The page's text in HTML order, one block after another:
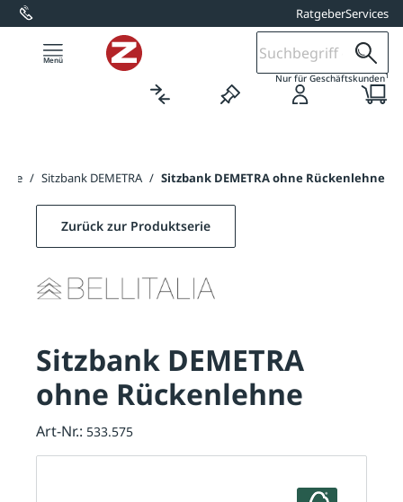
springen RatgeberServices
Nur für Geschäftskunden1
/ Sitzbank DEMETRA / Sitzbank DEMETRA ohne Rückenlehne
Zurück zur Produktserie
Sitzbank DEMETRA
ohne Rückenlehne
Art-Nr.: 533.575